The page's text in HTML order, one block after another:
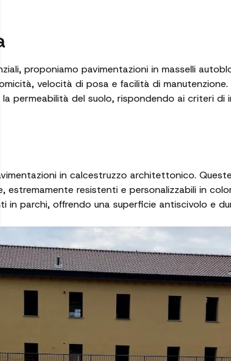
proponiamo pavimentazioni in masselli
velocità di posa e facilità di manutenzione.
permeabilità del suolo, rispondendo ai criteri di
in calcestruzzo architettonico.
resistenti e personalizzabili in
in parchi, offrendo una superficie antiscivolo e